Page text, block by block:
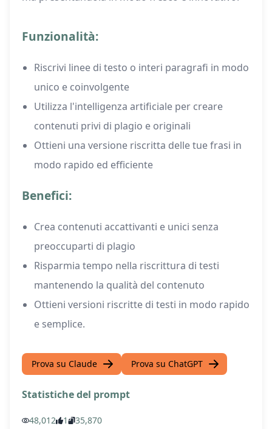
Funzionalità:
Riscrivi linee di testo o interi paragrafi in modo
unico e coinvolgente
Utilizza l'intelligenza artificiale per creare
contenuti privi di plagio e originali
Ottieni una versione riscritta delle tue frasi in
modo rapido ed efficiente
Benefici:
Crea contenuti accattivanti e unici senza
preoccuparti di plagio
Risparmia tempo nella riscrittura di testi
mantenendo la qualità del contenuto
Ottieni versioni riscritte di testi in modo rapido
e semplice.
Prova su Claude Prova su ChatGPT
Statistiche del prompt
48,012 1 35,870